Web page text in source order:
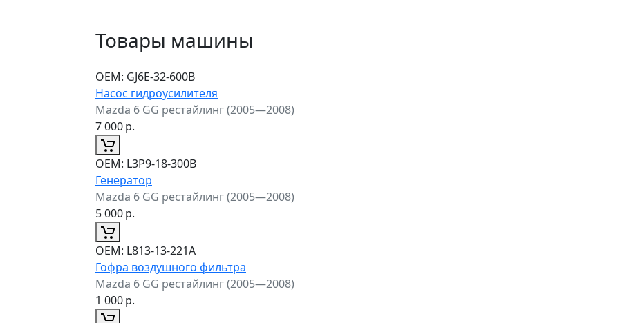
Товары машины
ОЕМ: GJ6E-32-600B
Насос гидроусилителя
Mazda 6 GG рестайлинг (2005—2008)
7 000р.
ОЕМ: L3P9-18-300B
Генератор
Mazda 6 GG рестайлинг (2005—2008)
5 000р.
ОЕМ: L813-13-221A
Гофра воздушного фильтра
Mazda 6 GG рестайлинг (2005—2008)
1 000р.